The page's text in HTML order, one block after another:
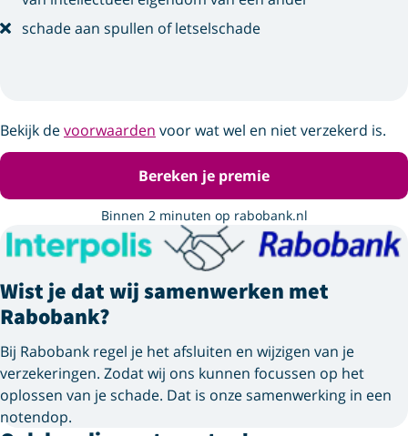
schade aan spullen of letselschade
Bekijk devoorwaarden voor wat wel en niet verzekerd is.
Bereken je premie
Binnen 2 minuten op rabobank.nl
Wist je dat wij samenwerken met
Rabobank?
Bij Rabobank regel je het afsluiten en wijzigen van je
verzekeringen. Zodat wij ons kunnen focussen op het
oplossen van je schade. Dat is onze samenwerking in een
notendop.